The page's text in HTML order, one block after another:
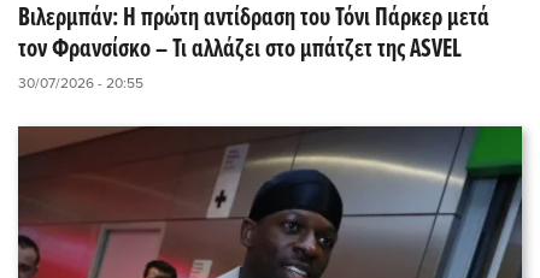
Βιλερμπάν: Η πρώτη αντίδραση του Τόνι Πάρκερ μετά
τον Φρανσίσκο – Τι αλλάζει στο μπάτζετ της ASVEL
30/07/2026 - 20:55